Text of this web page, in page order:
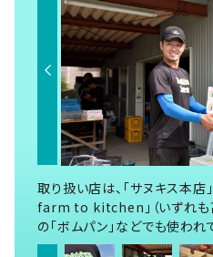
取り扱い店は、「サヌキス本店」
farm to kitchen」（いずれも
の「ボムパン」などでも使われ